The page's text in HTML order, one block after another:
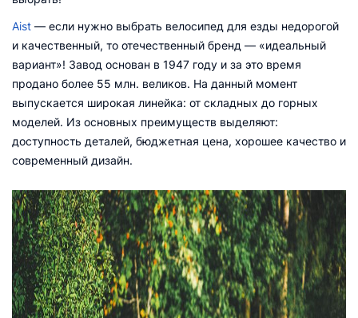
Aist — если нужно выбрать велосипед для езды недорогой
и качественный, то отечественный бренд — «идеальный
вариант»! Завод основан в 1947 году и за это время
продано более 55 млн. великов. На данный момент
выпускается широкая линейка: от складных до горных
моделей. Из основных преимуществ выделяют:
доступность деталей, бюджетная цена, хорошее качество и
современный дизайн.